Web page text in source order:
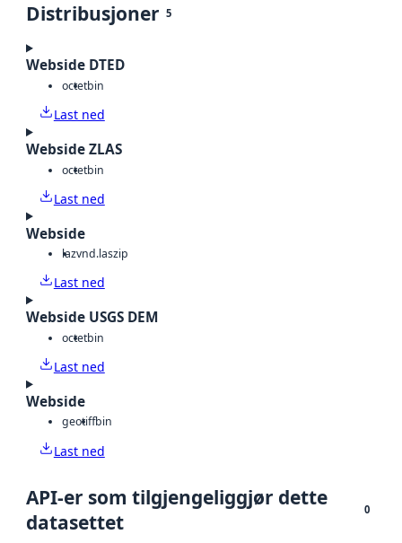
Distribusjoner 5
Webside DTED
octetbin
Last ned
Webside ZLAS
octetbin
Last ned
Webside
lazvnd.laszip
Last ned
Webside USGS DEM
octetbin
Last ned
Webside
geotiffbin
Last ned
API-er som tilgjengeliggjør dette
datasettet
0